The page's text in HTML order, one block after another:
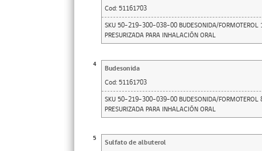
Cod: 51161703
SKU 50-219-300-038-00 BUDESONIDA/FORMOTEROL
PRESURIZADA PARA INHALACIÓN ORAL
4
Budesonida
Cod: 51161703
SKU 50-219-300-039-00 BUDESONIDA/FORMOTEROL
PRESURIZADA PARA INHALACIÓN ORAL
5
Sulfato de albuterol